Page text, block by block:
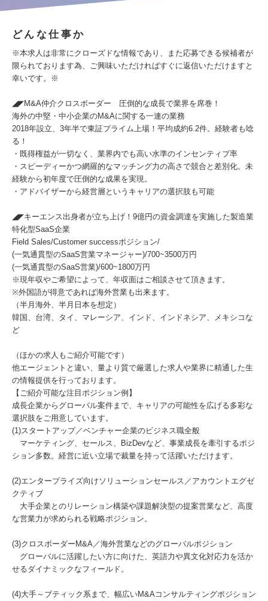
どんな仕事か
※本求人は非常にクローズドな情報であり、また応募できる候補者が
限られております為、ご興味いただければすぐに返信いただけますと
幸いです。※
◢◤M&A仲介クロスボーダー 圧倒的な成長で業界を席巻！
海外の中堅・中小企業のM&Aに関する一連の業務
2018年設立、3年半で東証プライム上場！平均成約6.2件。経験者も唸
る！
・既得権益が一切なく、業界内でも高い水準のインセンティブ率
・スピーディーかつ網羅的なマッチング力の高さで競合と差別化。未
経験から初年度で圧倒的な成果を実現。
・アドバイザーから経営層というキャリアの選択肢も可能
◢◤キーエンス出身者が立ち上げ！9億円の資金調達を実施した製造業
特化型SaaS企業
Field Sales/Customer successポジション/
(一気通貫型のSaaS営業マネージャー)/700~3500万円
(一気通貫型のSaaS営業)/600~1800万円
※現年収やご希望によって、年収面はご相談させて頂きます。
※外国語が得意であれば海外営業も出来ます。
（半月海外、半月日本を想定）
韓国、台湾、タイ、マレーシア、インド、インドネシア、メキシコな
ど
（ほかの求人もご紹介可能です）
他エージェントと違い、量より質で厳選した求人や業界に精通した生
の情報提供を行っております。
【ご紹介可能な注目ポジション例】
成長企業からグローバル案件まで、キャリアの可能性を広げる多彩な
選択肢をご用意しています。
(1)スタートアップ／ベンチャー企業のビジネス職全般
マーケティング、セールス、BizDevなど、事業成長を牽引するポジ
ション多数。経営に近い立場で裁量を持って活躍いただけます。
(2)エンタープライズ向けソリューションセールス／アカウントエグゼ
クティブ
大手企業とのリレーション構築や課題解決型の提案営業など、高度
な営業力が求められる戦略ポジション。
(3)クロスボーダーM&A／海外営業などのグローバルポジション
グローバルに活躍したい方に向けた、英語力や異文化対応力を活か
せるダイナミックなフィールド。
(4)大手～ブティック系まで、幅広いM&Aコンサルティングポジション